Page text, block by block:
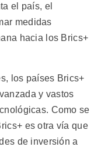
el país, el
medidas
hacia los Brics+
los países Brics+
y vastos
Como se
es otra vía que
de inversión a